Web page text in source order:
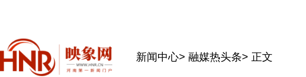
新闻中心> 融媒热头条> 正文